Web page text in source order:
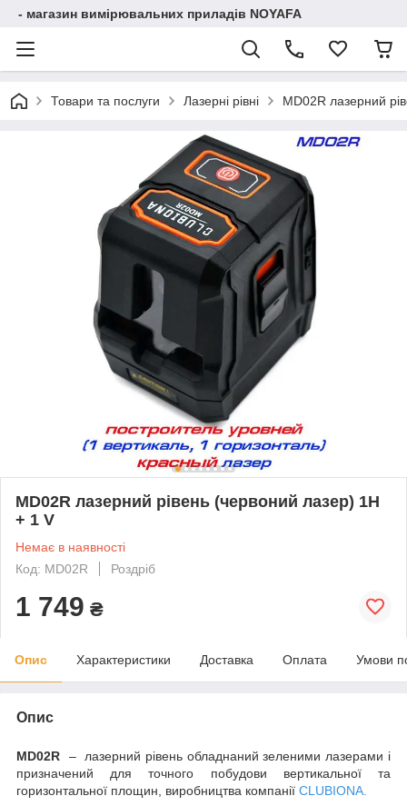
- магазин вимірювальних приладів NOYAFA
Товари та послуги Лазерні рівні MD02R лазерний
MD02R лазерний рівень (червоний лазер) 1H
+ 1 V
Немає в наявності
Код: MD02R
Роздріб
1 749 ₴
Опис Характеристики Доставка Оплата Умови
Опис
MD02R – лазерний рівень обладнаний зеленими лазерами і
призначений для точного побудови вертикальної та
горизонтальної площин, виробництва компанії CLUBIONA.